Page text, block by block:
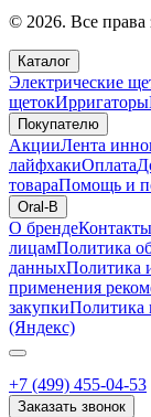
© 2026. Все права
Каталог
Электрические
щетокИрригаторы
Покупателю
АкцииЛента
лайфхакиОплата
товараПомощь и
Oral-B
О брендеКонтакты
лицамПолитика
данныхПолитика
применения
закупкиПолитика
(Яндекс)
+7 (499) 455-04-53
Заказать звонок